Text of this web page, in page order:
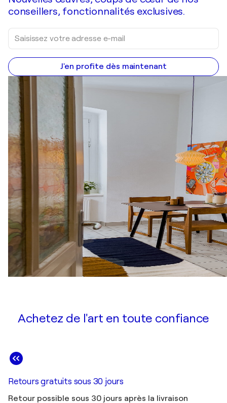
conseillers, fonctionnalités exclusives.
J'en profite dès maintenant
Achetez de l'art en toute confiance
Retours gratuits sous 30 jours
Retour possible sous 30 jours après la livraison